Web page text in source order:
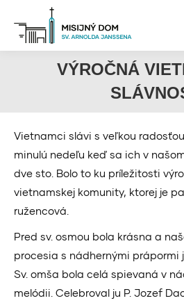
VÝROČNÁ
Vietnamci slávi s veľkou
minulú nedeľu keď sa ich v
dve sto. Bolo to ku príležitosti
vietnamskej komunity, ktorej je
ružencová.
Pred sv. osmou bola krásna a
procesia s nádhernými prápormi
Sv. omša bola celá spievaná v
melódii. Celebroval ju P. Jozef